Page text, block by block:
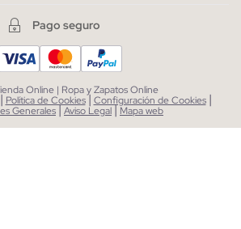
Pago seguro
Online | Ropa y Zapatos Online
| Política de Cookies| Configuración de Cookies |
Generales|Aviso Legal| Mapa web